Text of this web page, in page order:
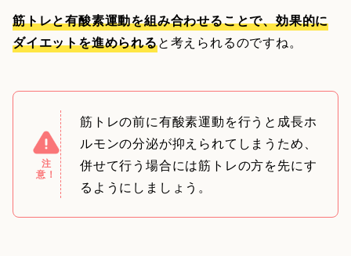
筋トレと有酸素運動を組み合わせることで、効果的に
ダイエットを進められると考えられるのですね。
注
意！
筋トレの前に有酸素運動を行うと成長ホ
ルモンの分泌が抑えられてしまうため、
併せて行う場合には筋トレの方を先にす
るようにしましょう。